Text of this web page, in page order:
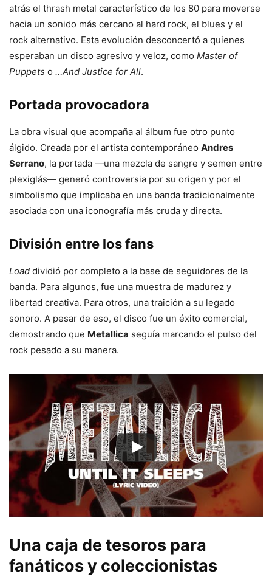
atrás el thrash metal característico de los 80 para moverse
hacia un sonido más cercano al hard rock, el blues y el
rock alternativo. Esta evolución desconcertó a quienes
esperaban un disco agresivo y veloz, como Master of
Puppets o …And Justice for All.
Portada provocadora
La obra visual que acompaña al álbum fue otro punto
álgido. Creada por el artista contemporáneo Andres
Serrano, la portada —una mezcla de sangre y semen entre
plexiglás— generó controversia por su origen y por el
simbolismo que implicaba en una banda tradicionalmente
asociada con una iconografía más cruda y directa.
División entre los fans
Load dividió por completo a la base de seguidores de la
banda. Para algunos, fue una muestra de madurez y
libertad creativa. Para otros, una traición a su legado
sonoro. A pesar de eso, el disco fue un éxito comercial,
demostrando que Metallica seguía marcando el pulso del
rock pesado a su manera.
Una caja de tesoros para
fanáticos y coleccionistas